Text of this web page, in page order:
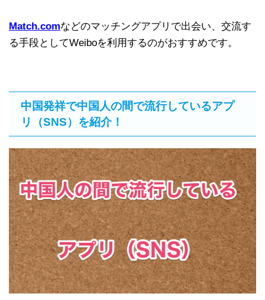
Match.comなどのマッチングアプリで出会い、交流す
る手段としてWeiboを利用するのがおすすめです。
中国発祥で中国人の間で流行しているアプ
リ（SNS）を紹介！